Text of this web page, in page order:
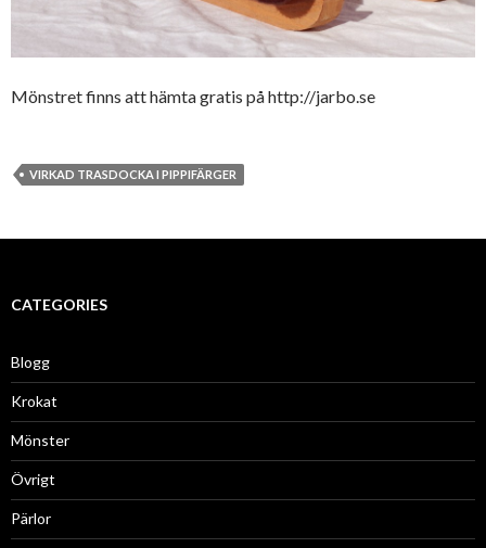
Mönstret finns att hämta gratis på http://jarbo.se
VIRKAD TRASDOCKA I PIPPIFÄRGER
CATEGORIES
Blogg
Krokat
Mönster
Övrigt
Pärlor